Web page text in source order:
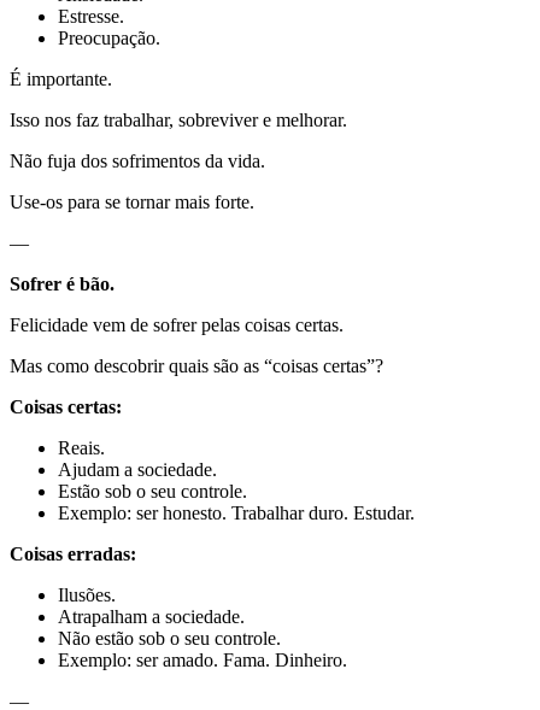
Estresse.
Preocupação.
É importante.
Isso nos faz trabalhar, sobreviver e melhorar.
Não fuja dos sofrimentos da vida.
Use-os para se tornar mais forte.
—
Sofrer é bão.
Felicidade vem de sofrer pelas coisas certas.
Mas como descobrir quais são as “coisas certas”?
Coisas certas:
Reais.
Ajudam a sociedade.
Estão sob o seu controle.
Exemplo: ser honesto. Trabalhar duro. Estudar.
Coisas erradas:
Ilusões.
Atrapalham a sociedade.
Não estão sob o seu controle.
Exemplo: ser amado. Fama. Dinheiro.
—